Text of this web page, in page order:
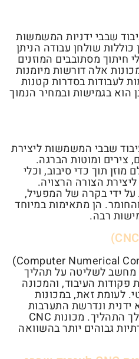
שבבי ידניות המשמשות
שולחן עבודה הניתן
חיתוך מסתובבים המוזנים
אלה דורשות מיומנות
לעבודות בסדרות קטנות
הוא בגמישות ובמחיר הנמוך
שבבי המשמשות ליצירת
צירים ומוטות הברגה.
תוך כדי סיבוב, וכלי
הצורה הרצויה.
על ידי בקרה של המפעיל,
הן מתאימות במיוחד
רבה.
עיבוד שבבי ממוחשב (Computer Numerical Control)
מחשב לשליטה על תהליך
העיבוד, והמכונה
לעומת זאת, במכונות
ידנית ונדרשת התערבות
רבה יותר של המפעיל במהלך התהליך. מכונות CNC
גבוהים יותר בהשוואה